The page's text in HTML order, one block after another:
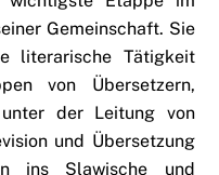
Gemeinschaft. Sie
literarische Tätigkeit
von Übersetzern,
der Leitung von
und Übersetzung
ins Slawische und